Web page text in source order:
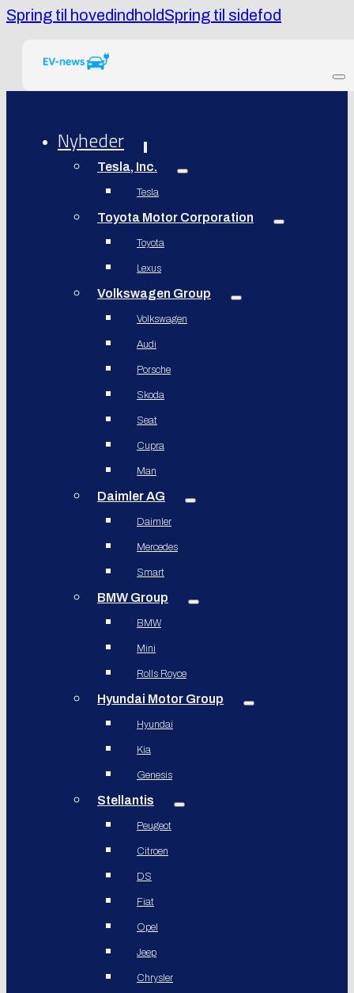
Spring til hovedindholdSpring til sidefod
Nyheder
Tesla, Inc.
Tesla
Toyota Motor Corporation
Toyota
Lexus
Volkswagen Group
Volkswagen
Audi
Porsche
Skoda
Seat
Cupra
Man
Daimler AG
Daimler
Mercedes
Smart
BMW Group
BMW
Mini
Rolls Royce
Hyundai Motor Group
Hyundai
Kia
Genesis
Stellantis
Peugeot
Citroen
DS
Fiat
Opel
Jeep
Chrysler